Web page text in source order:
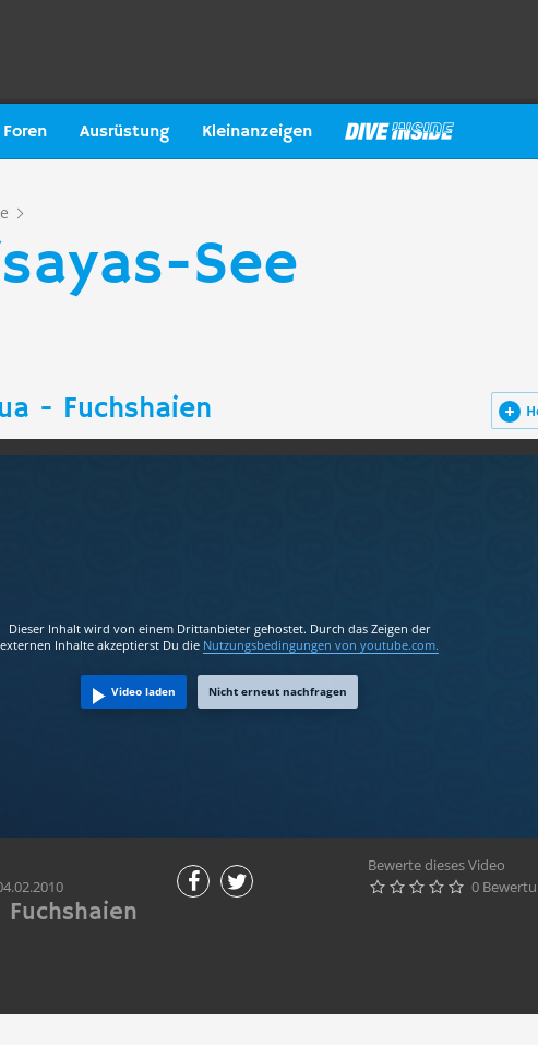
Foren Ausrüstung Kleinanzeigen
See
- Fuchshaien
Dieser Inhalt wird von einem Drittanbieter gehostet. Durch das Zeigen der
externen Inhalte akzeptierst Du die Nutzungsbedingungen von youtube.com.
Video laden Nicht erneut nachfragen
Bewerte dieses Video
     0